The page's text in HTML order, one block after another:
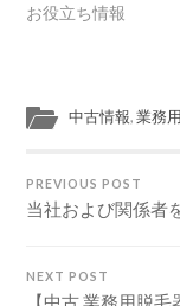
お役立ち情報
中古情報,業務
PREVIOUS POST
当社および関係者
NEXT POST
【中古 業務用脱